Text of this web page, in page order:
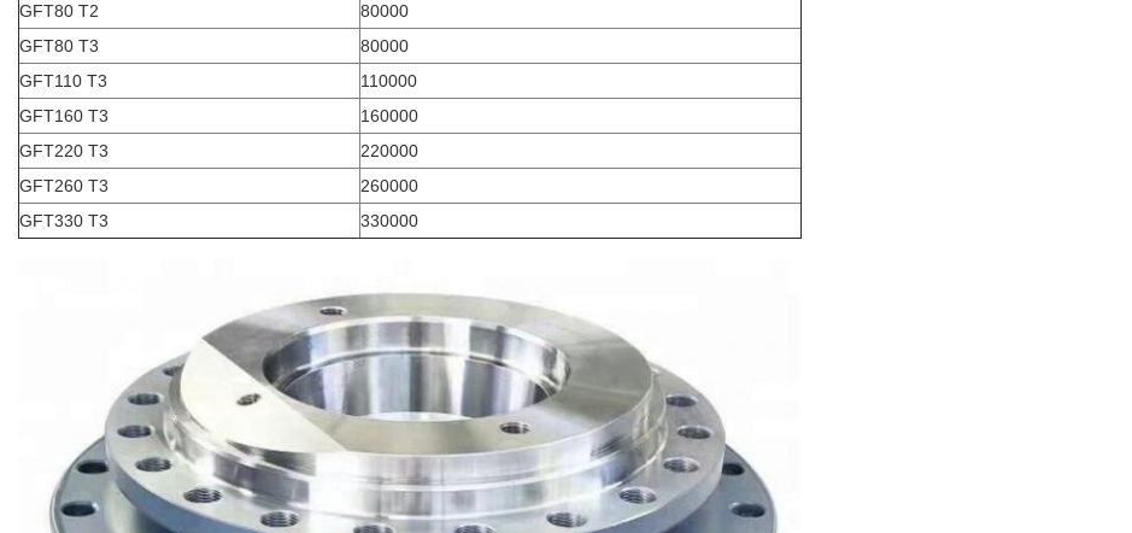
GFT80 T2
80000
GFT80 T3
80000
GFT110 T3
110000
GFT160 T3
160000
GFT220 T3
220000
GFT260 T3
260000
GFT330 T3
330000